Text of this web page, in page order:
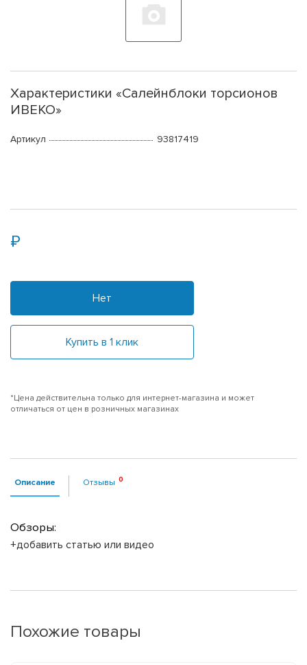
Характеристики «Салейнблоки торсионов
ИВЕКО»
Артикул 93817419
Нет
Купить в 1 клик
*Цена действительна только для интернет-магазина и может
отличаться от цен в розничных магазинах
Описание Отзывы
Обзоры:
+добавить статью или видео
Похожие товары